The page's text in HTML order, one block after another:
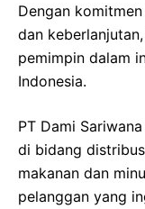
Dengan
dan
pemimpin dalam
Indonesia.
PT Dami
di bidang
makanan dan
pelanggan yang